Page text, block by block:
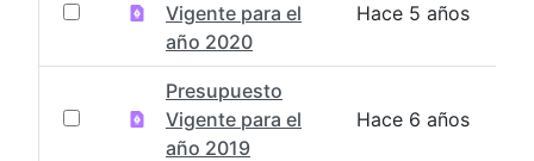
Vigente para el
año 2020
Hace 5 años
Presupuesto
Vigente para el
año 2019
Hace 6 años